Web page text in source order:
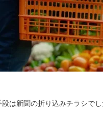
は新聞の折り込みチラシでし